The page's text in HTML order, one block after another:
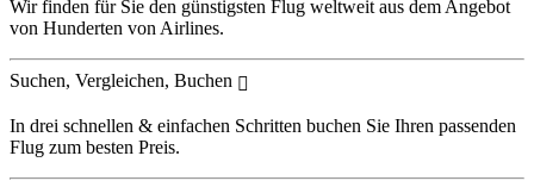
Wir finden für Sie den günstigsten Flug weltweit aus dem Angebot
von Hunderten von Airlines.
Suchen, Vergleichen, Buchen
In drei schnellen & einfachen Schritten buchen Sie Ihren passenden
Flug zum besten Preis.